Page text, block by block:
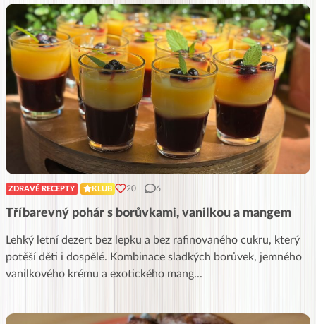
ZDRAVÉ RECEPTY KLUB 20 6
Tříbarevný pohár s borůvkami, vanilkou a mangem
Lehký letní dezert bez lepku a bez rafinovaného cukru, který
potěší děti i dospělé. Kombinace sladkých borůvek, jemného
vanilkového krému a exotického mang...